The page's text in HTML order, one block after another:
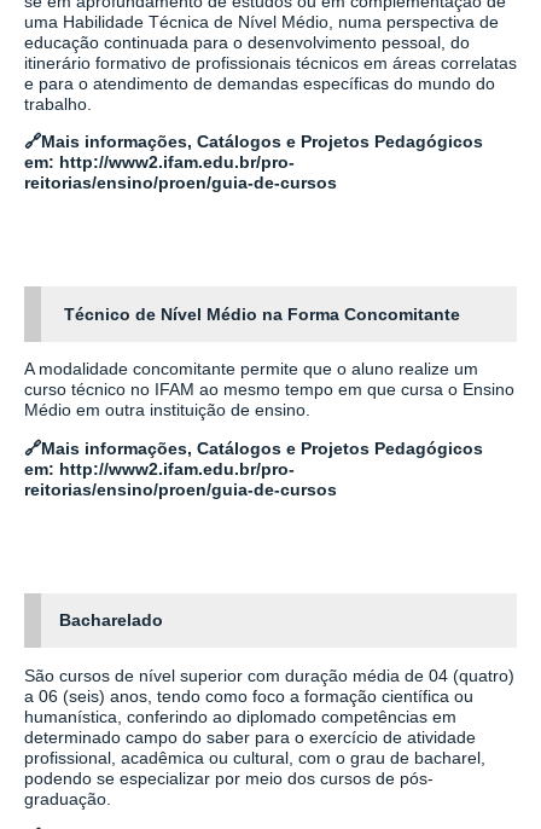
uma Habilidade Técnica de Nível Médio, numa perspectiva de
educação continuada para o desenvolvimento pessoal, do
itinerário formativo de profissionais técnicos em áreas correlatas
e para o atendimento de demandas específicas do mundo do
trabalho.
🔗Mais informações, Catálogos e Projetos Pedagógicos
em: http://www2.ifam.edu.br/pro-
reitorias/ensino/proen/guia-de-cursos
Técnico de Nível Médio na Forma Concomitante
A modalidade concomitante permite que o aluno realize um
curso técnico no IFAM ao mesmo tempo em que cursa o Ensino
Médio em outra instituição de ensino.
🔗Mais informações, Catálogos e Projetos Pedagógicos
em: http://www2.ifam.edu.br/pro-
reitorias/ensino/proen/guia-de-cursos
Bacharelado
São cursos de nível superior com duração média de 04 (quatro)
a 06 (seis) anos, tendo como foco a formação científica ou
humanística, conferindo ao diplomado competências em
determinado campo do saber para o exercício de atividade
profissional, acadêmica ou cultural, com o grau de bacharel,
podendo se especializar por meio dos cursos de pós-
graduação.